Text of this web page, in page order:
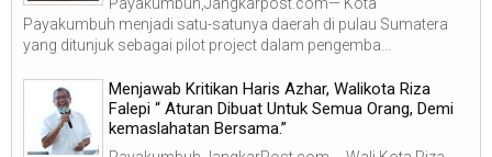
Payakumbuh menjadi satu-satunya daerah di pulau Sumatera
yang ditunjuk sebagai pilot project dalam pengemba...
Menjawab Kritikan Haris Azhar, Walikota Riza
Falepi “ Aturan Dibuat Untuk Semua Orang, Demi
kemaslahatan Bersama.”